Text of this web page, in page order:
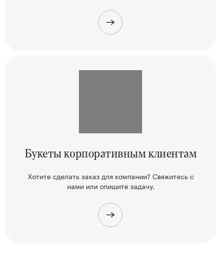
Букеты корпоративным клиентам
Хотите сделать заказ для компании? Свяжитесьс
нами или опишите задачу.